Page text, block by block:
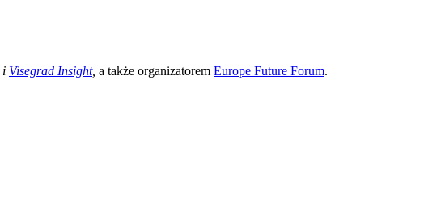
i Visegrad Insight, a także organizatorem Europe Future Forum.